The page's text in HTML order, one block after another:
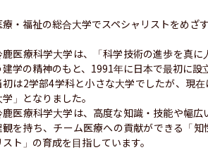
療・福祉の総合大学でスペシャリストをめざす
鹿医療科学大学は、「科学技術の進歩を真
建学の精神のもと、1991年に日本で最初に設
初は2学部4学科と小さな大学でしたが、現
学」となりました。
鹿医療科学大学は、高度な知識・技能や幅
観を持ち、チーム医療への貢献ができる「
スト」の育成を目指しています。